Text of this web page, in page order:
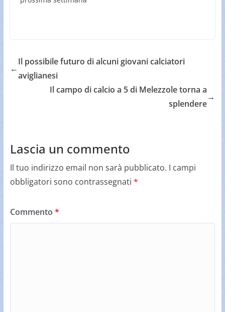
←
Il possibile futuro di alcuni giovani calciatori
aviglianesi
Il campo di calcio a 5 di Melezzole torna a
splendere
→
Lascia un commento
Il tuo indirizzo email non sarà pubblicato. I campi
obbligatori sono contrassegnati *
Commento *